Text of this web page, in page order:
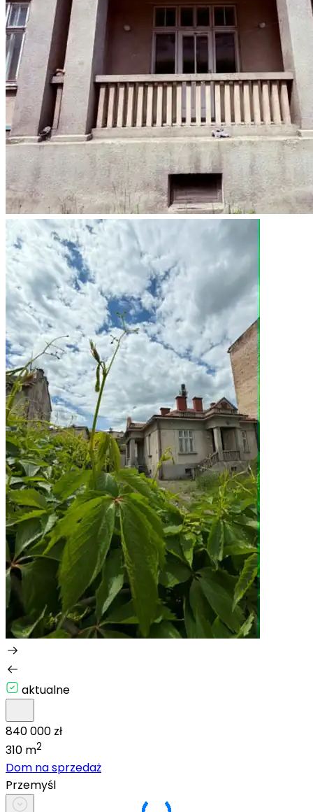
aktualne
840 000 zł
310 m2
Dom na sprzedaż
Przemyśl